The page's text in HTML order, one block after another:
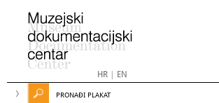
HR| EN
PRONAĐI PLAKAT